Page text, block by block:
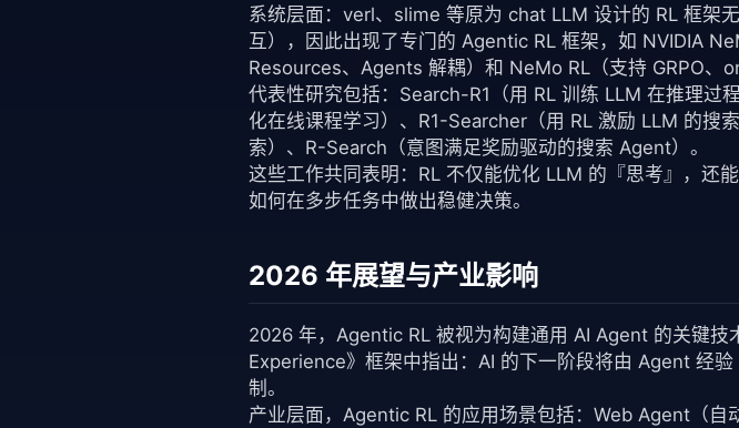
系统层面：verl、slime 等原为 chat LLM 设计的 RL 框架
互），因此出现了专门的 Agentic RL 框架，如 NVIDIA
Resources、Agents 解耦）和 NeMo RL（支持 GRPO、
代表性研究包括：Search-R1（用 RL 训练 LLM 在推理过
化在线课程学习）、R1-Searcher（用 RL 激励 LLM 的搜
索）、R-Search（意图满足奖励驱动的搜索 Agent）。
这些工作共同表明：RL 不仅能优化 LLM 的『思考』，还
如何在多步任务中做出稳健决策。
2026 年展望与产业影响
2026 年，Agentic RL 被视为构建通用 AI Agent 的关键
Experience》框架中指出：AI 的下一阶段将由 Agent 经
制。
产业层面，Agentic RL 的应用场景包括：Web Agent（自